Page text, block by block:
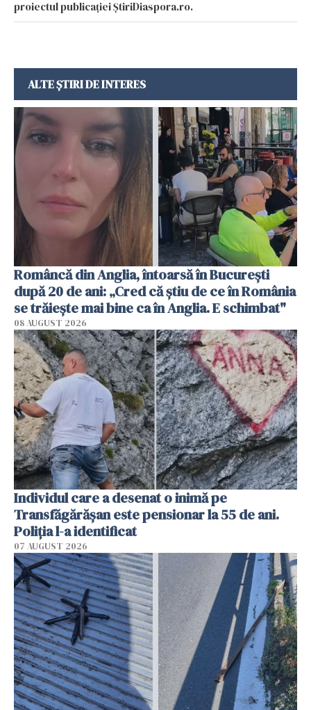
proiectul publicației ȘtiriDiaspora.ro.
ALTE ȘTIRI DE INTERES
Româncă din Anglia, întoarsă în București
după 20 de ani: „Cred că știu de ce în România
se trăiește mai bine ca în Anglia. E schimbat"
08 AUGUST 2026
Individul care a desenat o inimă pe
Transfăgărășan este pensionar la 55 de ani.
Poliția l-a identificat
07 AUGUST 2026